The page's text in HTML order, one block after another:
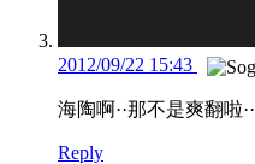
2012/09/22 15:43
海陶啊··那不是爽翻啦··
Reply